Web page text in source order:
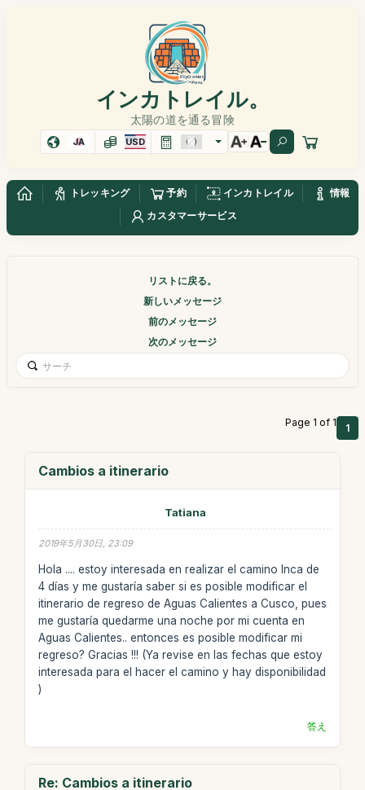
インカトレイル。
太陽の道を通る冒険
JA USD
トレッキング 予約 インカトレイル
情報
カスタマーサービス
リストに戻る。
新しいメッセージ
前のメッセージ
次のメッセージ
Page 1 of 1 1
Cambios a itinerario
Tatiana
2019年5月30日, 23:09
Hola .... estoy interesada en realizar el camino Inca de
4 días y me gustaría saber si es posible modificar el
itinerario de regreso de Aguas Calientes a Cusco, pues
me gustaría quedarme una noche por mi cuenta en
Aguas Calientes.. entonces es posible modificar mi
regreso? Gracias !!! (Ya revise en las fechas que estoy
interesada para el hacer el camino y hay disponibilidad
)
答え
Re: Cambios a itinerario